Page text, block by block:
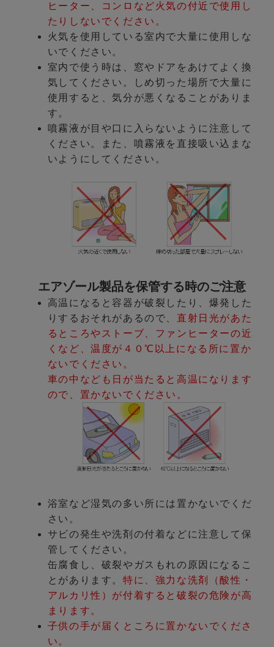
ヒーター、コンロなど火気の付近で使用し
たりしないでください。
火気を使用している室内で大量に使用しな
いでください。
室内で使う時は、窓やドアをあけてよく換
気してください。しめ切った場所で大量に
使用すると、気分が悪くなることがありま
す。
噴霧液が目や口に入らないように注意して
ください。また、噴霧液を直接吸い込まな
いようにしてください。
エアゾール製品を保管する時のご注意
高温になると容器が破裂したり、爆発した
りするおそれがあるので、 直射日光があた
るところやストーブ、ファンヒーターの近
くなど、温度が４０℃以上になる所に置か
ないでください。
車の中なども日が当たると高温になります
ので、置かないでください。
浴室など湿気の多い所には置かないでくだ
さい。
サビの発生や洗剤の付着などに注意して保
管してください。
缶腐食し、破裂やガスもれの原因になるこ
とがあります。特に、強力な洗剤（酸性・
アルカリ性）が付着すると破裂の危険が高
まります。
子供の手が届くところに置かないでくださ
い。